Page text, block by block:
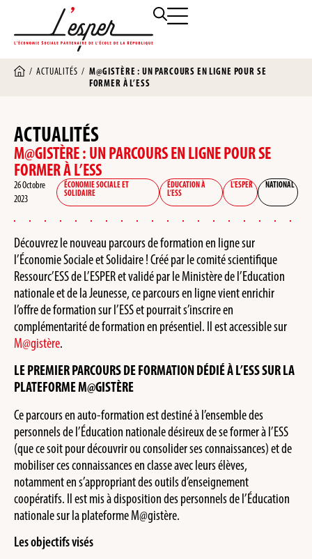
/ACTUALITÉS / M@GISTÈRE : UN PARCOURS EN LIGNE POUR SE
FORMER À L’ESS
ACTUALITÉS
M@GISTÈRE : UN PARCOURS EN LIGNE POUR SE
FORMER À L’ESS
26 Octobre
2023
ÉCONOMIE SOCIALE ET
SOLIDAIRE
ÉDUCATION À
L’ESS
L'ESPER NATIONAL
Découvrez le nouveau parcours de formation en ligne sur
l’Économie Sociale et Solidaire ! Créé par le comité scientifique
Ressourc’ESS de L’ESPER et validé par le Ministère de l’Education
nationale et de la Jeunesse, ce parcours en ligne vient enrichir
l’offre de formation sur l’ESS et pourrait s’inscrire en
complémentarité de formation en présentiel. Il est accessible sur
M@gistère.
LE PREMIER PARCOURS DE FORMATION DÉDIÉ À L’ESS SUR LA
PLATEFORME M@GISTÈRE
Ce parcours en auto-formation est destiné à l’ensemble des
personnels de l’Éducation nationale désireux de se former à l’ESS
(que ce soit pour découvrir ou consolider ses connaissances) et de
mobiliser ces connaissances en classe avec leurs élèves,
notamment en s’appropriant des outils d’enseignement
coopératifs. Il est mis à disposition des personnels de l’Éducation
nationale sur la plateforme M@gistère.
Les objectifs visés